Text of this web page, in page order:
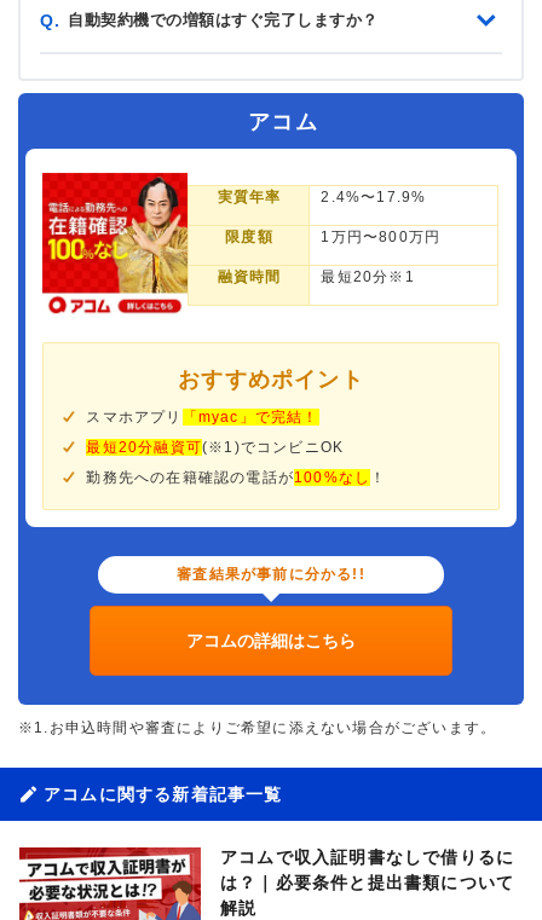
Q. 自動契約機での増額はすぐ完了しますか？
アコム
実質年率 2.4%〜17.9%
限度額 1万円〜800万円
融資時間 最短20分※1
おすすめポイント
スマホアプリ
「myac」で完結！
最短20分融資可(※1)でコンビニOK
勤務先への在籍確認の電話が100%なし ！
審査結果が事前に分かる!!
アコムの詳細はこちら
※1.お申込時間や審査によりご希望に添えない場合がございます。
アコムに関する新着記事一覧
アコムで収入証明書なしで借りるに
は？｜必要条件と提出書類について
解説